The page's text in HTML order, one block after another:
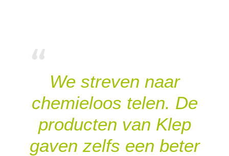
We streven naar
chemieloos telen. De
producten van Klep
gaven zelfs een beter
“